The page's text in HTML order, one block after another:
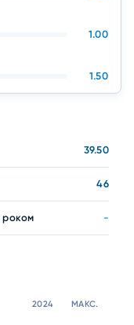
1.00
1.50
39.50
46
роком -
2024 МАКС.